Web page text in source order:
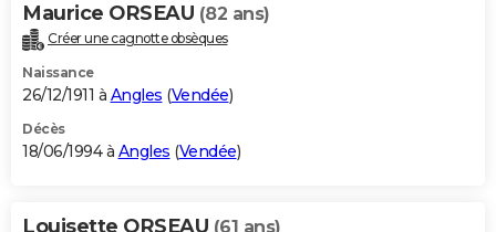
Maurice ORSEAU (82 ans)
Créer une cagnotte obsèques
Naissance
26/12/1911 à Angles (Vendée)
Décès
18/06/1994 à Angles (Vendée)
Louisette ORSEAU (61 ans)